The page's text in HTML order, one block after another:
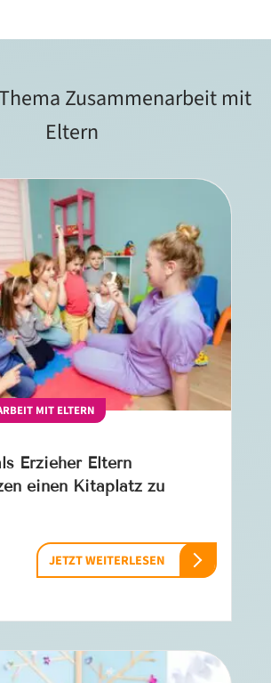
Zusammenarbeit mit
Eltern
MIT ELTERN
Erzieher Eltern
einen Kitaplatz zu
JETZT WEITERLESEN